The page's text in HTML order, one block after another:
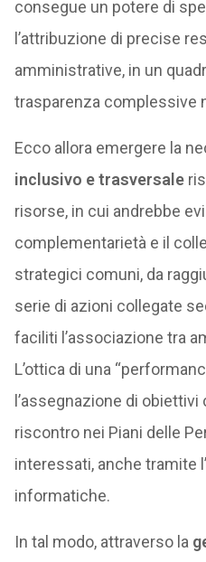
consegue un potere di
l’attribuzione di precise
amministrative, in un
trasparenza complessive
Ecco allora emergere la
inclusivo e trasversale
risorse, in cui andrebbe
complementarietà e il
strategici comuni, da
serie di azioni collegate
faciliti l’associazione tra
L’ottica di una
l’assegnazione di
riscontro nei Piani delle
interessati, anche tramite
informatiche.
In tal modo, attraverso la